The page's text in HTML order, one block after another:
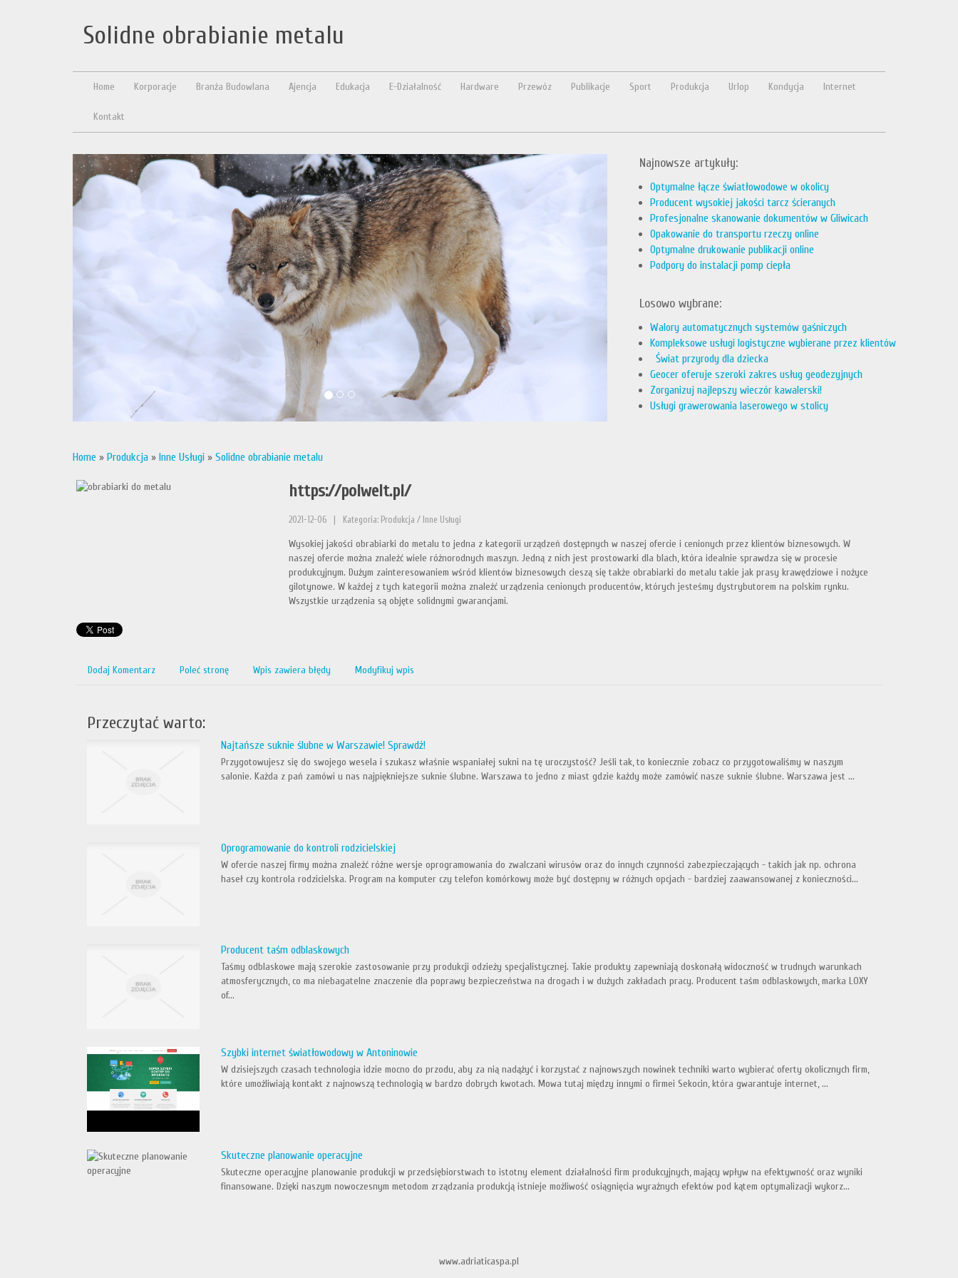
Solidne obrabianie metalu
Home Korporacje Branża Budowlana Ajencja Edukacja E-Działalność Hardware Przewóz Publikacje Sport Produkcja Urlop Kondycja Internet
Kontakt
Najnowsze artykuły:
Optymalne łącze światłowodowe w okolicy
Producent wysokiej jakości tarcz ścieranych
Profesjonalne skanowanie dokumentów w Gliwicach
Opakowanie do transportu rzeczy online
Optymalne drukowanie publikacji online
Podpory do instalacji pomp ciepła
Losowo wybrane:
Walory automatycznych systemów gaśniczych
Kompleksowe usługi logistyczne wybierane przez klientów
Świat przyrody dla dziecka
Geocer oferuje szeroki zakres usług geodezyjnych
Zorganizuj najlepszy wieczór kawalerski!
Usługi grawerowania laserowego w stolicy
Home » Produkcja » Inne Usługi » Solidne obrabianie metalu
https://polwelt.pl/
2021-12-06 Kategoria: Produkcja / Inne Usługi
Wysokiej jakości obrabiarki do metalu to jedna z kategorii urządzeń dostępnych w naszej ofercie i cenionych przez klientów biznesowych. W
naszej ofercie można znaleźć wiele różnorodnych maszyn. Jedną z nich jest prostowarki dla blach, która idealnie sprawdza się w procesie
produkcyjnym. Dużym zainteresowaniem wśród klientów biznesowych cieszą się także obrabiarki do metalu takie jak prasy krawędziowe i nożyce
gilotynowe. W każdej z tych kategorii można znaleźć urządzenia cenionych producentów, których jesteśmy dystrybutorem na polskim rynku.
Wszystkie urządzenia są objęte solidnymi gwarancjami.
Dodaj Komentarz Poleć stronę Wpis zawiera błędy Modyfikuj wpis
Przeczytać warto:
Najtańsze suknie ślubne w Warszawie! Sprawdź!
Przygotowujesz się do swojego wesela i szukasz właśnie wspaniałej sukni na tę uroczystość? Jeśli tak, to koniecznie zobacz co przygotowaliśmy w naszym
salonie. Każda z pań zamówi u nas najpiękniejsze suknie ślubne. Warszawa to jedno z miast gdzie każdy może zamówić nasze suknie ślubne. Warszawa jest ...
Oprogramowanie do kontroli rodzicielskiej
W ofercie naszej firmy można znaleźć różne wersje oprogramowania do zwalczani wirusów oraz do innych czynności zabezpieczających - takich jak np. ochrona
haseł czy kontrola rodzicielska. Program na komputer czy telefon komórkowy może być dostępny w różnych opcjach - bardziej zaawansowanej z konieczności...
Producent taśm odblaskowych
Taśmy odblaskowe mają szerokie zastosowanie przy produkcji odzieży specjalistycznej. Takie produkty zapewniają doskonałą widoczność w trudnych warunkach
atmosferycznych, co ma niebagatelne znaczenie dla poprawy bezpieczeństwa na drogach i w dużych zakładach pracy. Producent taśm odblaskowych, marka LOXY
of...
Szybki internet światłowodowy w Antoninowie
W dzisiejszych czasach technologia idzie mocno do przodu, aby za nią nadążyć i korzystać z najnowszych nowinek techniki warto wybierać oferty okolicznych firm,
które umożliwiają kontakt z najnowszą technologią w bardzo dobrych kwotach. Mowa tutaj między innymi o firmei Sekocin, która gwarantuje internet, ...
Skuteczne planowanie operacyjne
Skuteczne operacyjne planowanie produkcji w przedsiębiorstwach to istotny element działalności firm produkcyjnych, mający wpływ na efektywność oraz wyniki
finansowane. Dzięki naszym nowoczesnym metodom zrządzania produkcją istnieje możliwość osiągnięcia wyraźnych efektów pod kątem optymalizacji wykorz...
www.adriaticaspa.pl